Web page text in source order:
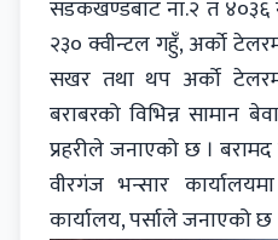
सडकखण्डबाट ना.२ त ४०३६
२३० क्वीन्टल गहुँ, अर्काे
सखर तथा थप अर्को
बराबरको विभिन्न सामान
प्रहरीले जनाएको छ ।
वीरगंज भन्सार
कार्यालय, पर्साले जनाएको छ